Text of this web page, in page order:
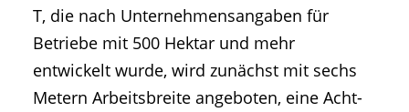
T, die nach Unternehmensangaben für
Betriebe mit 500 Hektar und mehr
entwickelt wurde, wird zunächst mit sechs
Metern Arbeitsbreite angeboten, eine Acht-